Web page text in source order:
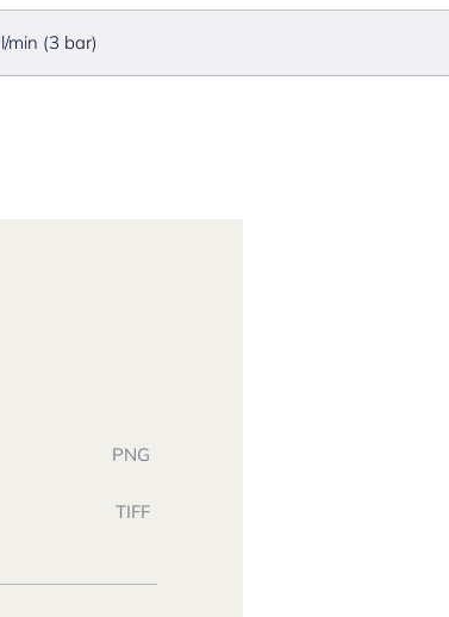
min (3 bar)
PNG
TIFF